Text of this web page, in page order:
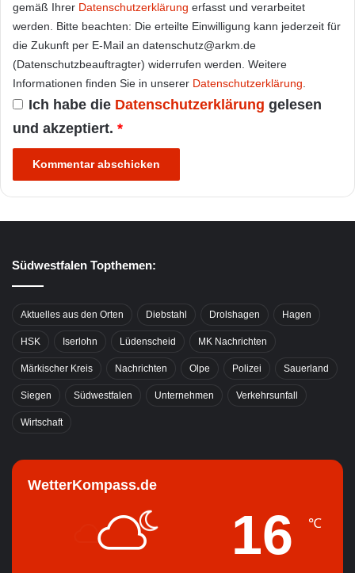
gemäß Ihrer Datenschutzerklärung erfasst und verarbeitet
werden. Bitte beachten: Die erteilte Einwilligung kann jederzeit für
die Zukunft per E-Mail an datenschutz@arkm.de
(Datenschutzbeauftragter) widerrufen werden. Weitere
Informationen finden Sie in unserer Datenschutzerklärung.
Ich habe die Datenschutzerklärung gelesen
und akzeptiert. *
Südwestfalen Topthemen:
Aktuelles aus den Orten Diebstahl Drolshagen Hagen
HSK Iserlohn Lüdenscheid MK Nachrichten
Märkischer Kreis Nachrichten Olpe Polizei Sauerland
Siegen Südwestfalen Unternehmen Verkehrsunfall
Wirtschaft
WetterKompass.de
16 ℃